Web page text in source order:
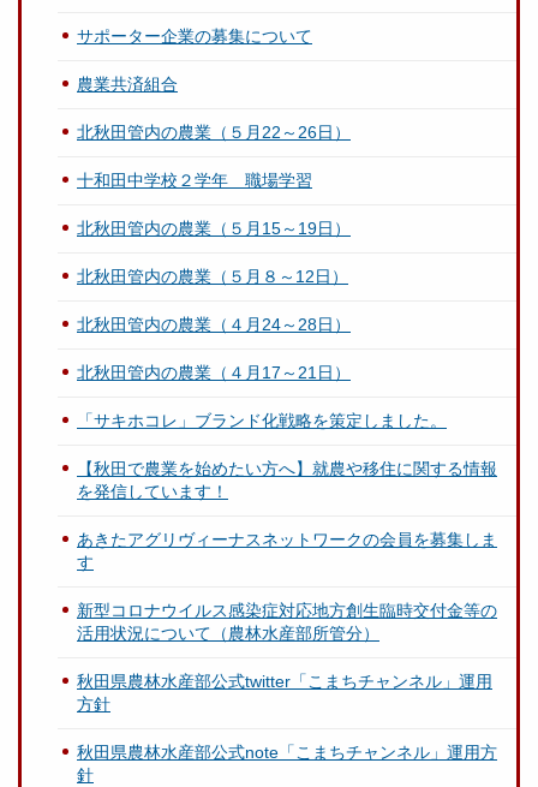
サポーター企業の募集について
農業共済組合
北秋田管内の農業（５月22～26日）
十和田中学校２学年 職場学習
北秋田管内の農業（５月15～19日）
北秋田管内の農業（５月８～12日）
北秋田管内の農業（４月24～28日）
北秋田管内の農業（４月17～21日）
「サキホコレ」ブランド化戦略を策定しました。
【秋田で農業を始めたい方へ】就農や移住に関する情報
を発信しています！
あきたアグリヴィーナスネットワークの会員を募集しま
す
新型コロナウイルス感染症対応地方創生臨時交付金等の
活用状況について（農林水産部所管分）
秋田県農林水産部公式twitter「こまちチャンネル」運用
方針
秋田県農林水産部公式note「こまちチャンネル」運用方
針